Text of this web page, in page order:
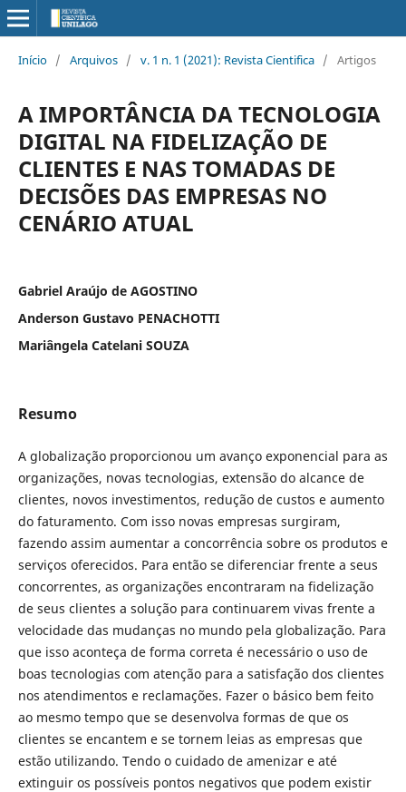
Início / Arquivos / v. 1 n. 1 (2021): Revista Cientifica / Artigos
A IMPORTÂNCIA DA TECNOLOGIA
DIGITAL NA FIDELIZAÇÃO DE
CLIENTES E NAS TOMADAS DE
DECISÕES DAS EMPRESAS NO
CENÁRIO ATUAL
Gabriel Araújo de AGOSTINO
Anderson Gustavo PENACHOTTI
Mariângela Catelani SOUZA
Resumo
A globalização proporcionou um avanço exponencial para as
organizações, novas tecnologias, extensão do alcance de
clientes, novos investimentos, redução de custos e aumento
do faturamento. Com isso novas empresas surgiram,
fazendo assim aumentar a concorrência sobre os produtos e
serviços oferecidos. Para então se diferenciar frente a seus
concorrentes, as organizações encontraram na fidelização
de seus clientes a solução para continuarem vivas frente a
velocidade das mudanças no mundo pela globalização. Para
que isso aconteça de forma correta é necessário o uso de
boas tecnologias com atenção para a satisfação dos clientes
nos atendimentos e reclamações. Fazer o básico bem feito
ao mesmo tempo que se desenvolva formas de que os
clientes se encantem e se tornem leias as empresas que
estão utilizando. Tendo o cuidado de amenizar e até
extinguir os possíveis pontos negativos que podem existir